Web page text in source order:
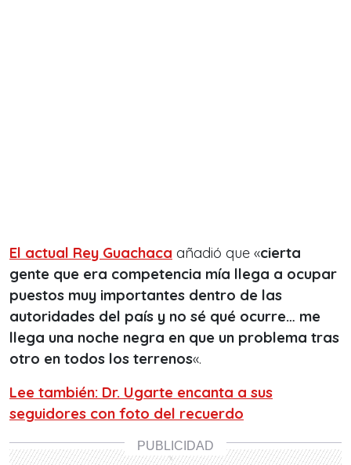
El actual Rey Guachaca añadió que «cierta
gente que era competencia mía llega a ocupar
puestos muy importantes dentro de las
autoridades del país y no sé qué ocurre… me
llega una noche negra en que un problema tras
otro en todos los terrenos«.
Lee también: Dr. Ugarte encanta a sus
seguidores con foto del recuerdo